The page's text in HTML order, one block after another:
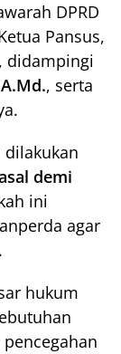
DPRD
Pansus,
, didampingi
, serta
dilakukan
demi
ini
agar
hukum